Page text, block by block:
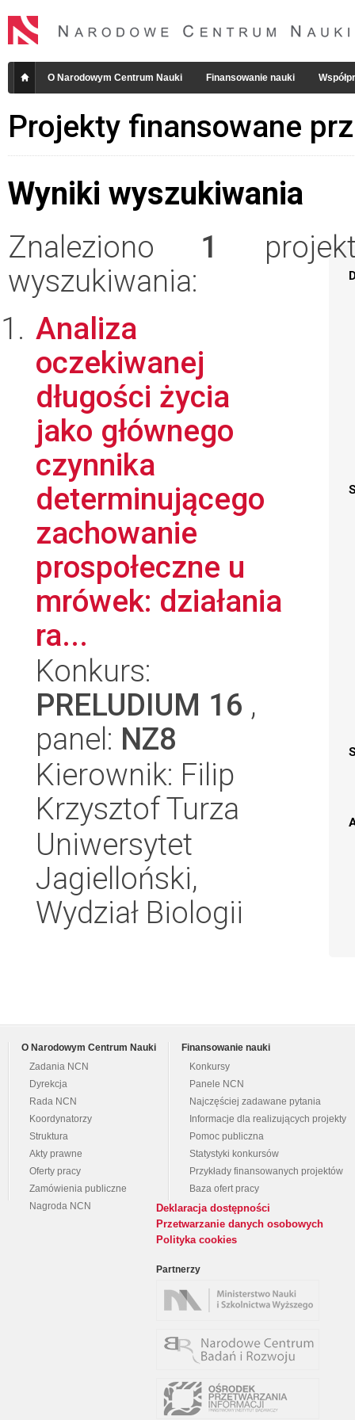
O Narodowym Centrum Nauki Finansowanie nauki
Projekty finansowane
Wyniki wyszukiwania
Znaleziono 1
wyszukiwania:
Analiza
oczekiwanej
długości życia
jako głównego
czynnika
determinującego
zachowanie
prospołeczne u
mrówek: działania
ra...
Konkurs:
PRELUDIUM 16 ,
panel: NZ8
Kierownik: Filip
Krzysztof Turza
Uniwersytet
Jagielloński,
Wydział Biologii
O Narodowym Centrum Nauki
Zadania NCN
Dyrekcja
Rada NCN
Koordynatorzy
Struktura
Akty prawne
Oferty pracy
Zamówienia publiczne
Nagroda NCN
Finansowanie nauki
Konkursy
Panele NCN
Najczęściej zadawane pytania
Informacje dla realizujących projekty
Pomoc publiczna
Statystyki konkursów
Przykłady finansowanych projektów
Baza ofert pracy
Deklaracja dostępności
Przetwarzanie danych osobowych
Polityka cookies
Partnerzy